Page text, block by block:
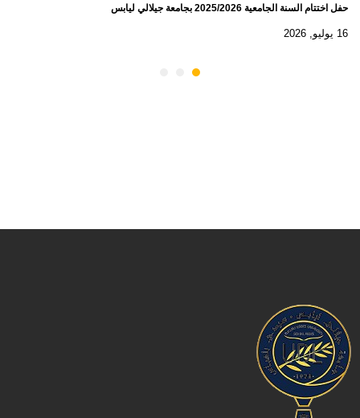
حفل اختتام السنة الجامعية 2025/2026 بجامعة جيلالي ليابس
16 يوليو, 2026